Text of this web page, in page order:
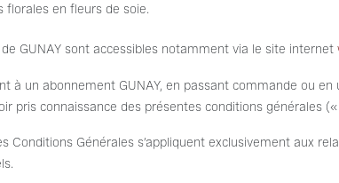
florales en fleurs de soie.
GUNAY sont accessibles notamment via le site internet
à un abonnement GUNAY, en passant commande ou
pris connaissance des présentes conditions générales
Conditions Générales s’appliquent exclusivement aux